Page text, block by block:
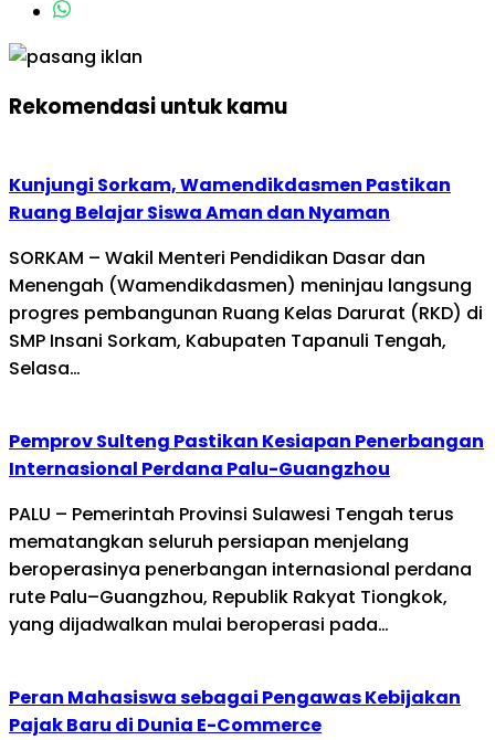
Rekomendasi untuk kamu
Kunjungi Sorkam, Wamendikdasmen Pastikan
Ruang Belajar Siswa Aman dan Nyaman
SORKAM – Wakil Menteri Pendidikan Dasar dan
Menengah (Wamendikdasmen) meninjau langsung
progres pembangunan Ruang Kelas Darurat (RKD) di
SMP Insani Sorkam, Kabupaten Tapanuli Tengah,
Selasa…
Pemprov Sulteng Pastikan Kesiapan Penerbangan
Internasional Perdana Palu-Guangzhou
PALU – Pemerintah Provinsi Sulawesi Tengah terus
mematangkan seluruh persiapan menjelang
beroperasinya penerbangan internasional perdana
rute Palu–Guangzhou, Republik Rakyat Tiongkok,
yang dijadwalkan mulai beroperasi pada…
Peran Mahasiswa sebagai Pengawas Kebijakan
Pajak Baru di Dunia E-Commerce